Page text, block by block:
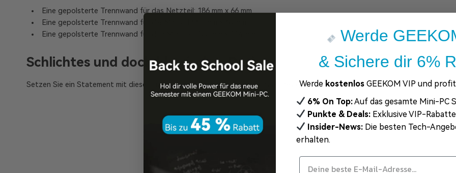
Eine gepolsterte Trennwand für das Netzteil: 186 mm x 66 mm
Eine gepolsterte Trennwand für die Maus: 133,5 mm x 60 mm
Eine gepolsterte Trennwand für den Mini-PC: 122 mm x 114 mm
Schlichtes und doch klassisches Design.
Setzen Sie ein Statement mit dieser Tragetasche, die sich durch ein klassisches graues Farbschema auszeichnet und sich
Kundenbewertungen
Werde
& Sichere dir 6%
Werde kostenlos GEEKOM VIP und
6% On Top:Auf das gesamte Mini-PC
Punkte & Deals: Exklusive VIP-
Insider-News: Die besten Tech-
erhalten.